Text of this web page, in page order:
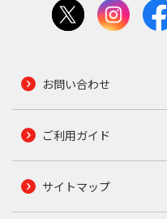
お問い合わせ
ご利用ガイド
サイトマップ